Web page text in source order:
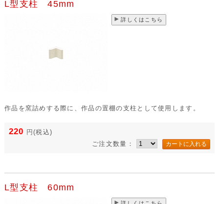
L型支柱 45mm
詳しくはこちら
作品を窯詰めする際に、作品の置棚の支柱として使用します。
220 円(税込)
ご注文数量：
L型支柱 60mm